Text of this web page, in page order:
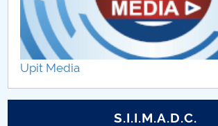
Upit Media
S.I.I.M.A.D.C.